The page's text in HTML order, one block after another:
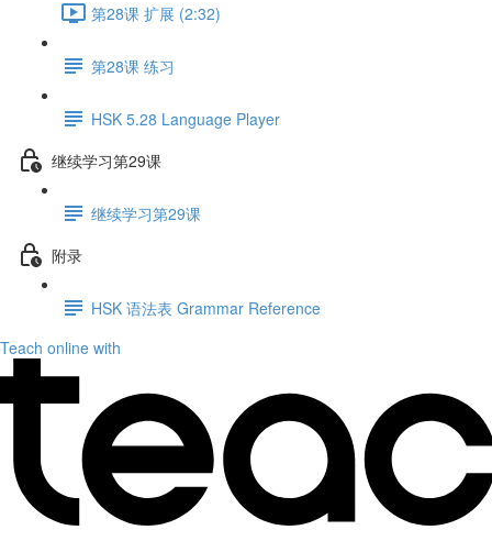
第28课 扩展 (2:32)
第28课 练习
HSK 5.28 Language Player
继续学习第29课
继续学习第29课
附录
HSK 语法表 Grammar Reference
Teach online with